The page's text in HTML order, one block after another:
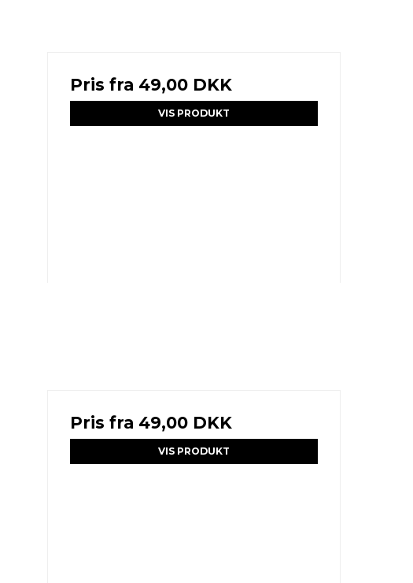
Pris fra 49,00 DKK
VIS PRODUKT
Pris fra 49,00 DKK
VIS PRODUKT